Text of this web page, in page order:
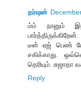
தர்ஷன்
ம்ம் நானும்
டீன் ஏஜ் பெண் போல
சகிக்காது.
தெரியும்.
Reply